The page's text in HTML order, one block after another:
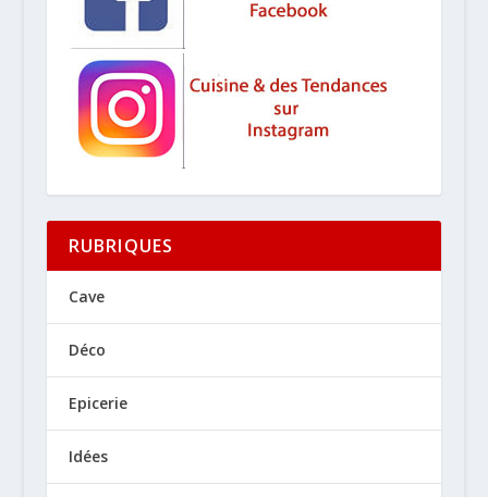
RUBRIQUES
Cave
Déco
Epicerie
Idées